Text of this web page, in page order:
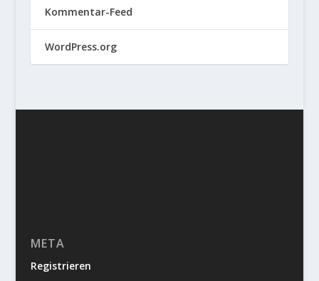
Kommentar-Feed
WordPress.org
META
Registrieren